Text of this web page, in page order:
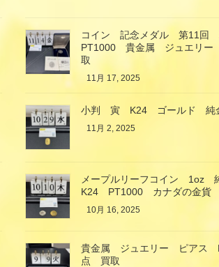
コイン 記念メダル 第11回
PT1000 貴金属 ジュエリー
取
11月 17, 2025
小判 寅 K24 ゴールド 純
11月 2, 2025
メープルリーフコイン
K24 PT1000 カナダの金貨
10月 16, 2025
貴金属 ジュエリー ピアス
点 買取